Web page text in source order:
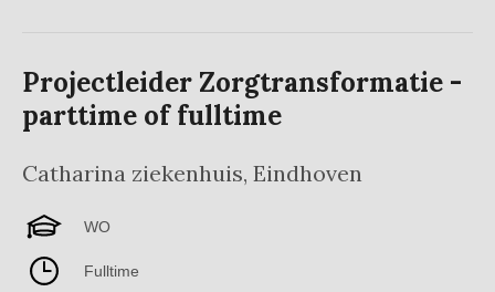
Projectleider Zorgtransformatie -
parttime of fulltime
Catharina ziekenhuis, Eindhoven
WO
Fulltime